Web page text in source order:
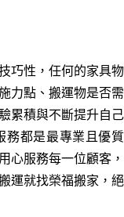
巧性，任何的家具物
力點、搬運物是否需
累積與不斷提升自己
務都是最專業且優質
心服務每一位顧客，
運就找榮福搬家，絕